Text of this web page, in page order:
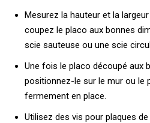
Mesurez la hauteur et la
coupez le placo aux bonnes
scie sauteuse ou une scie
Une fois le placo découpé aux
positionnez-le sur le mur ou le
fermement en place.
Utilisez des vis pour plaques